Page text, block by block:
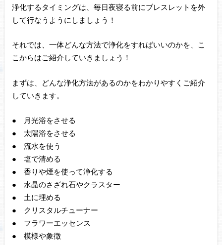
浄化するタイミングは、毎日夜寝る前にブレスレットを外
して行なうようにしましょう！
それでは、一体どんな方法で浄化をすればいいのかを、こ
こからはご紹介していきましょう！
まずは、どんな浄化方法があるのかをわかりやすくご紹介
していきます。
● 月光浴をさせる
● 太陽浴をさせる
● 流水を使う
● 塩で清める
● 香りや煙を使って浄化する
● 水晶のさざれ石やクラスター
● 土に埋める
● クリスタルチューナー
● フラワーエッセンス
● 模様や象徴